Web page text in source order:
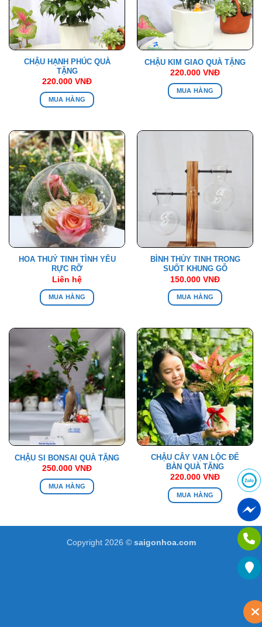
CHẬU HẠNH PHÚC QUÀ
TẶNG
220.000 VNĐ
MUA HÀNG
CHẬU KIM GIAO QUÀ TẶNG
220.000 VNĐ
MUA HÀNG
HOA THUỶ TINH TÌNH YÊU
RỰC RỠ
Liên hệ
MUA HÀNG
BÌNH THỦY TINH TRONG
SUỐT KHUNG GỖ
150.000 VNĐ
MUA HÀNG
CHẬU SI BONSAI QUÀ TẶNG
250.000 VNĐ
MUA HÀNG
CHẬU CÂY VẠN LỘC ĐỂ
BÀN QUÀ TẶNG
220.000 VNĐ
MUA HÀNG
Copyright 2026 © saigonhoa.com